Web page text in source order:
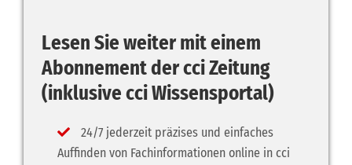
Lesen Sie weiter mit einem
Abonnement der cci Zeitung
(inklusive cci Wissensportal)
24/7 jederzeit präzises und einfaches
Auffinden von Fachinformationen online in cci